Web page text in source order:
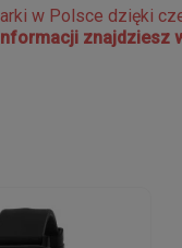
w Polsce dzięki
znajdziesz